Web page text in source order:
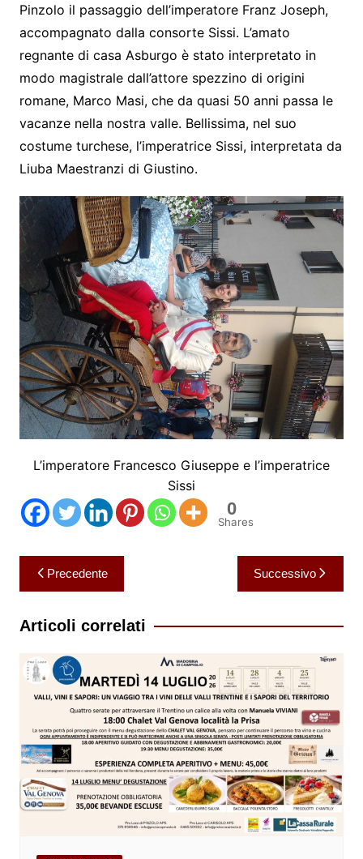
Pinzolo il passaggio dell’imperatore Franz Joseph,
accompagnato dalla consorte Sissi. L’amato
regnante di casa Asburgo è stato interpretato in
modo magistrale dall’attore spezzino di origini
romane, Marco Masi, che da quasi 50 anni passa le
vacanze nella nostra valle. Bellissima, nel suo
costume turchese, l’imperatrice Sissi, interpretata da
Liuba Maestranzi di Giustino.
L’imperatore Francesco Giuseppe e l’imperatrice
Sissi
0
Shares
Navigazione
articoli
Precedente Successivo
Articoli correlati